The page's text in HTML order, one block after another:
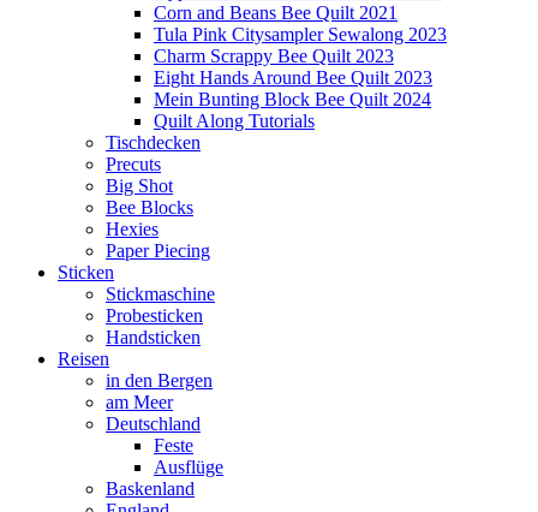
Corn and Beans Bee Quilt 2021
Tula Pink Citysampler Sewalong 2023
Charm Scrappy Bee Quilt 2023
Eight Hands Around Bee Quilt 2023
Mein Bunting Block Bee Quilt 2024
Quilt Along Tutorials
Tischdecken
Precuts
Big Shot
Bee Blocks
Hexies
Paper Piecing
Sticken
Stickmaschine
Probesticken
Handsticken
Reisen
in den Bergen
am Meer
Deutschland
Feste
Ausflüge
Baskenland